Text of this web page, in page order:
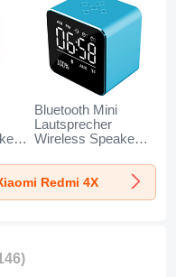
Bluetooth Mini
Lautsprecher
Wireless Speaker
Xiaomi Redmi 4X
Blau
Redmi 4X